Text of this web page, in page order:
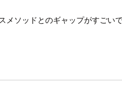
ソッドとのギャップがすごい